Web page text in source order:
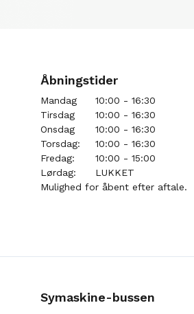
Åbningstider
Mandag
10:00 - 16:30
Tirsdag
10:00 - 16:30
Onsdag
10:00 - 16:30
Torsdag:
10:00 - 16:30
Fredag:
10:00 - 15:00
Lørdag:
LUKKET
Mulighed for åbent efter aftale.
Symaskine-bussen